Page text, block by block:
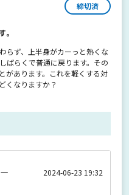
締切済
。
らず、上半身がカーっと熱くな
ばらくで普通に戻ります。その
があります。これを軽くする対
くなりますか？
2024-06-23 19:32